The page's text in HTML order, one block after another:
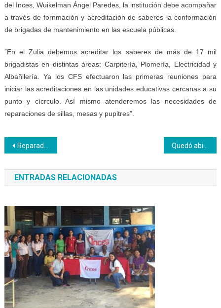
del Inces, Wuikelman Ángel Paredes, la institución debe acompañar
a través de fornmación y acreditación de saberes la conformación
de brigadas de mantenimiento en las escuela públicas.
“En el Zulia debemos acreditar los saberes de más de 17 mil
brigadistas en distintas áreas: Carpitería, Plomería, Electricidad y
Albañilería. Ya los CFS efectuaron las primeras reuniones para
iniciar las acreditaciones en las unidades educativas cercanas a su
punto y cícrculo. Así mismo atenderemos las necesidades de
reparaciones de sillas, mesas y pupitres”.
Navegación
de
entradas
Reparada y rehabilitada gerencia regional de Inces Trujillo y CFS Alí Primera
ENTRADAS RELACIONADAS